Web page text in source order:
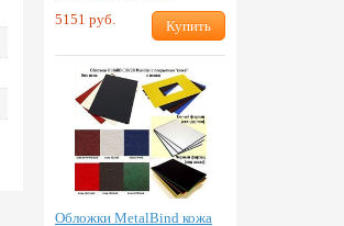
5151 руб.
Купить
Обложки MetalBind кожа